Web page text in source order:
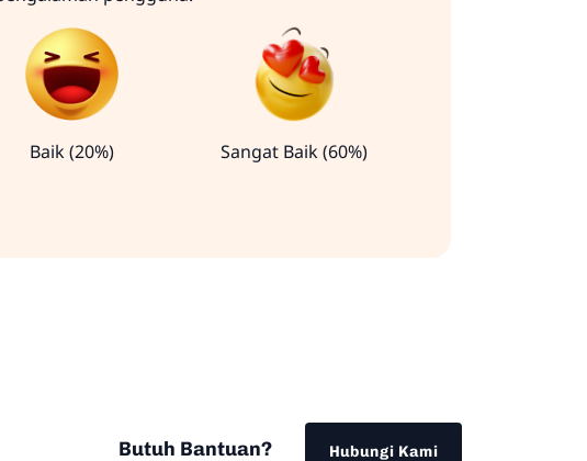
Baik (20%) Sangat Baik (60%)
Butuh Bantuan? Hubungi Kami